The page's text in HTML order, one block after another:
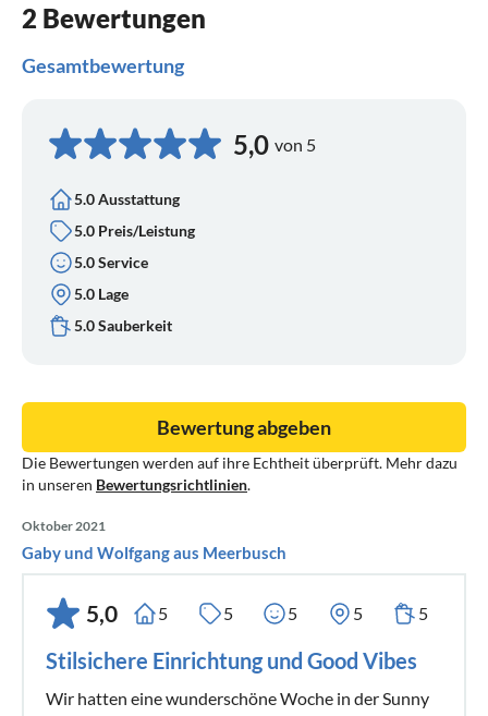
2 Bewertungen
Gesamtbewertung
5,0 von 5
5.0 Ausstattung
5.0 Preis/Leistung
5.0 Service
5.0 Lage
5.0 Sauberkeit
Die Bewertungen werden auf ihre Echtheit überprüft. Mehr dazu
in unseren Bewertungsrichtlinien.
Bewertung abgeben
Oktober 2021
Gaby und Wolfgang aus Meerbusch
5,0 5 5 5 5 5
Stilsichere Einrichtung und Good Vibes
Wir hatten eine wunderschöne Woche in der Sunny